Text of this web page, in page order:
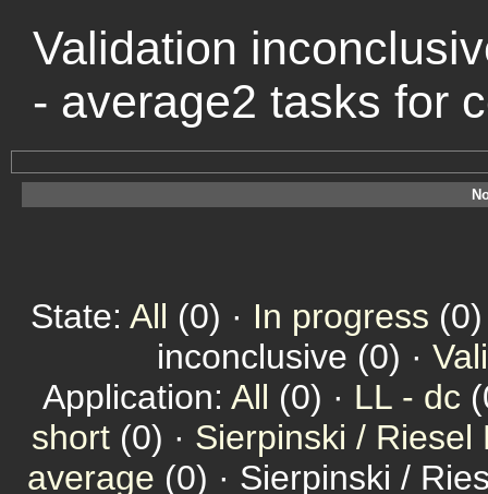
Validation
- average2 tasks for
State: All (0) · In progress
inconclusive (0) ·
Application: All (0) · LL - dc
short (0) · Sierpinski / Riesel
average (0) · Sierpinski /